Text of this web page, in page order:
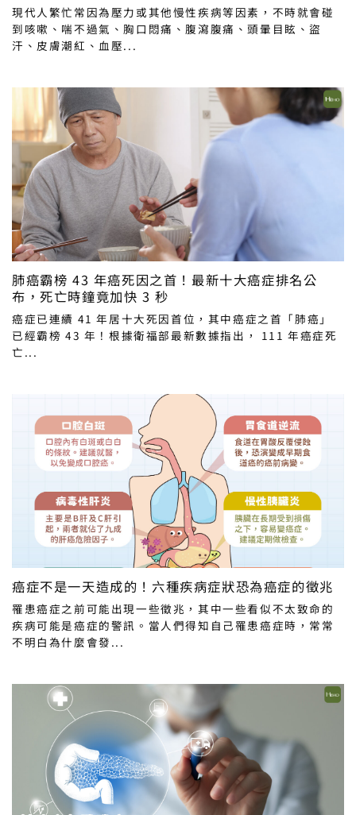
現代人繁忙常因為壓力或其他慢性疾病等因素，不時就會碰
到咳嗽、喘不過氣、胸口悶痛、腹瀉腹痛、頭暈目眩、盜
汗、皮膚潮紅、血壓...
肺癌霸榜 43 年癌死因之首！最新十大癌症排名公
布，死亡時鐘竟加快 3 秒
癌症已連續 41 年居十大死因首位，其中癌症之首「肺癌」
已經霸榜 43 年！根據衛福部最新數據指出， 111 年癌症死
亡...
癌症不是一天造成的！六種疾病症狀恐為癌症的徵兆
罹患癌症之前可能出現一些徵兆，其中一些看似不太致命的
疾病可能是癌症的警訊。當人們得知自己罹患癌症時，常常
不明白為什麼會發...